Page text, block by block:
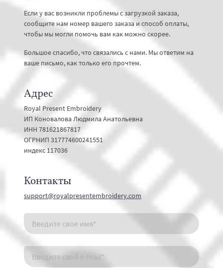
Если у вас возникли проблемы с загрузкой заказа,
сообщите нам номер вашего заказа и способ оплаты,
чтобы мы могли помочь вам как можно скорее.
Большое спасибо, что связались с нами. Мы ответим на
ваше письмо, как только его прочтем.
Адрес
Royal Present Embroidery
ИП Коновалова Людмила Анатольевна
ИНН 781621867817
ОГРНИП 317774600241551
индекс 117036
Контакты
support@royalpresentembroidery.com